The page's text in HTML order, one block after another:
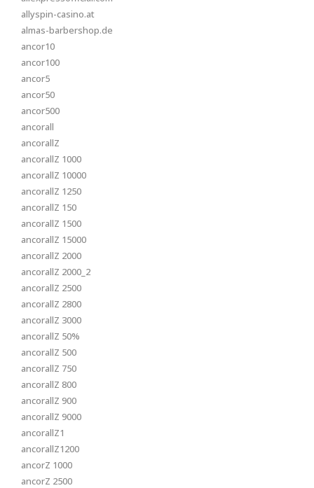
allyspin-casino.at
almas-barbershop.de
ancor10
ancor100
ancor5
ancor50
ancor500
ancorall
ancorallZ
ancorallZ 1000
ancorallZ 10000
ancorallZ 1250
ancorallZ 150
ancorallZ 1500
ancorallZ 15000
ancorallZ 2000
ancorallZ 2000_2
ancorallZ 2500
ancorallZ 2800
ancorallZ 3000
ancorallZ 50%
ancorallZ 500
ancorallZ 750
ancorallZ 800
ancorallZ 900
ancorallZ 9000
ancorallZ1
ancorallZ1200
ancorZ 1000
ancorZ 2500